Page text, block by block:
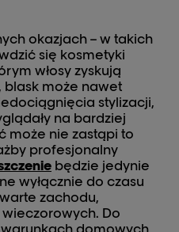
okazjach – w takich
się kosmetyki
włosy zyskują
blask może nawet
stylizacji,
na bardziej
może nie zastąpi to
profesjonalny
będzie jedynie
wyłącznie do czasu
zachodu,
wieczorowych. Do
warunkach domowych